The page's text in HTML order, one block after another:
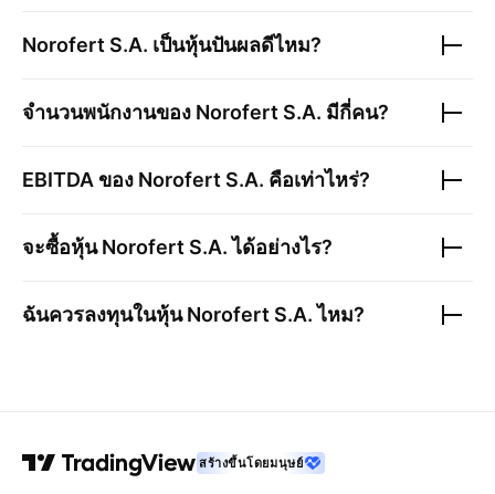
Norofert S.A. เป็นหุ้นปันผลดีไหม?
จำนวนพนักงานของ Norofert S.A. มีกี่คน?
EBITDA ของ Norofert S.A. คือเท่าไหร่?
จะซื้อหุ้นNorofert S.A.ได้อย่างไร?
ฉันควรลงทุนในหุ้นNorofert S.A.ไหม?
สร้างขึ้นโดยมนุษย์